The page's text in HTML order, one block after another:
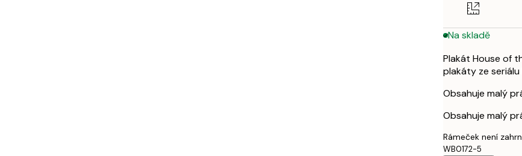
Na skladě
Plakát House of
plakáty ze
Obsahuje malý
Obsahuje malý
Rámeček není
WB0172-5